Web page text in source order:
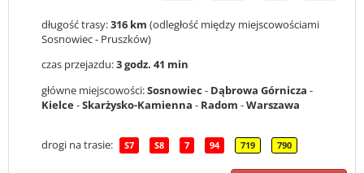
długość trasy:316 km (odległość między miejscowościami
Sosnowiec - Pruszków)
czas przejazdu:3 godz. 41 min
główne miejscowości:Sosnowiec - Dąbrowa Górnicza -
Kielce-Skarżysko-Kamienna - Radom -Warszawa
drogi na trasie: S7 S8 7 94 719 790